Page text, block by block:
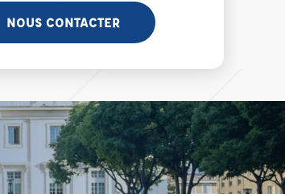
NOUS CONTACTER